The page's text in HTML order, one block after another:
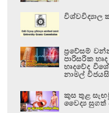
ප්‍රවේසම්
පාරිසරික
හෘදවේද
නාමල්
කුස තුළ
වෛද්‍ය සුගත්